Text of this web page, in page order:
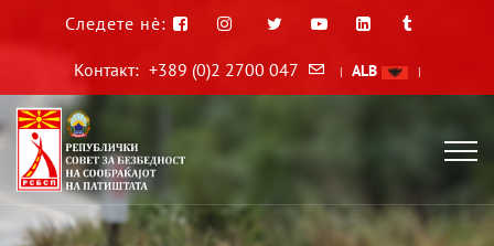
Следете нè:
Контакт: +389 (0)2 2700 047 | ALB |